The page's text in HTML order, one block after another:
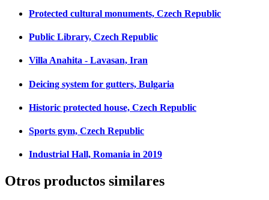
Protected cultural monuments, Czech Republic
Public Library, Czech Republic
Villa Anahita - Lavasan, Iran
Deicing system for gutters, Bulgaria
Historic protected house, Czech Republic
Sports gym, Czech Republic
Industrial Hall, Romania in 2019
Otros productos similares